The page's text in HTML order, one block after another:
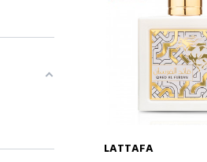
LATTAFA